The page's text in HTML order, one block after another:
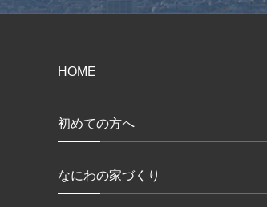
HOME
初めての方へ
なにわの家づくり